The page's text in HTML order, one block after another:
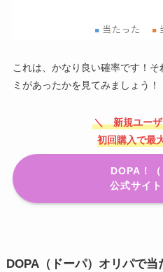
これは、かなり良い確率です！
ミがあったかを見てみましょう！
＼ 新規ユー
初回購入で最
DOPA！（
公式サイ
DOPA（ドーパ）オリパで